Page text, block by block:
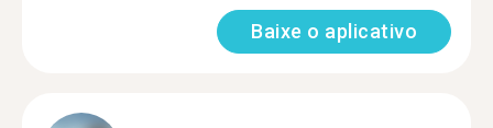
Baixe o aplicativo